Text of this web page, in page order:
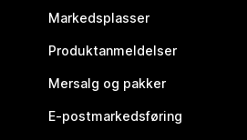
Markedsplasser
Produktanmeldelser
Mersalg og pakker
E-postmarkedsføring